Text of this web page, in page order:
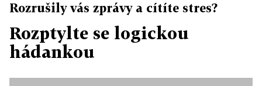
Rozrušily vás zprávy a cítíte stres?
Rozptylte se logickou
hádankou